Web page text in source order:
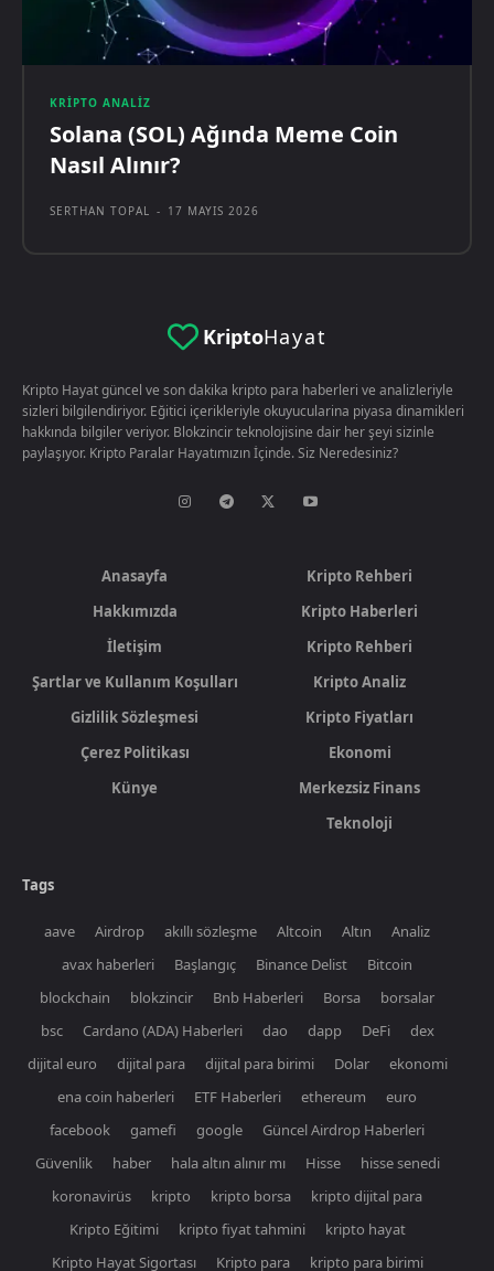
KRIPTO ANALIZ
Solana (SOL) Ağında Meme Coin
Nasıl Alınır?
SERTHAN TOPAL - 17 MAYIS 2026
KriptoHayat
Kripto Hayat güncel ve son dakika kripto para haberleri ve analizleriyle
sizleri bilgilendiriyor. Eğitici içerikleriyle okuyucularina piyasa dinamikleri
hakkında bilgiler veriyor. Blokzincir teknolojisine dair her şeyi sizinle
paylaşıyor. Kripto Paralar Hayatımızın İçinde. Siz Neredesiniz?
Anasayfa
Hakkımızda
İletişim
Şartlar ve Kullanım Koşulları
Gizlilik Sözleşmesi
Çerez Politikası
Künye
Kripto Rehberi
Kripto Haberleri
Kripto Rehberi
Kripto Analiz
Kripto Fiyatları
Ekonomi
Merkezsiz Finans
Teknoloji
Tags
aave Airdrop akıllı sözleşme Altcoin Altın
Analiz
avax haberleri
Başlangıç Binance Delist
Bitcoin
blockchain
blokzincir Bnb Haberleri Borsa
borsalar
bsc
Cardano (ADA) Haberleri dao dapp DeFi
dex
dijital euro
dijital para dijital para birimi Dolar
ekonomi
ena coin haberleri
ETF Haberleri ethereum
euro
facebook
gamefi google
Güncel Airdrop Haberleri
Güvenlik
haber hala altın alınır mı Hisse
hisse senedi
koronavirüs
kripto kripto borsa
kripto dijital para
Kripto Eğitimi
kripto fiyat tahmini
kripto hayat
Kripto Hayat Sigortası
Kripto para kripto para birimi